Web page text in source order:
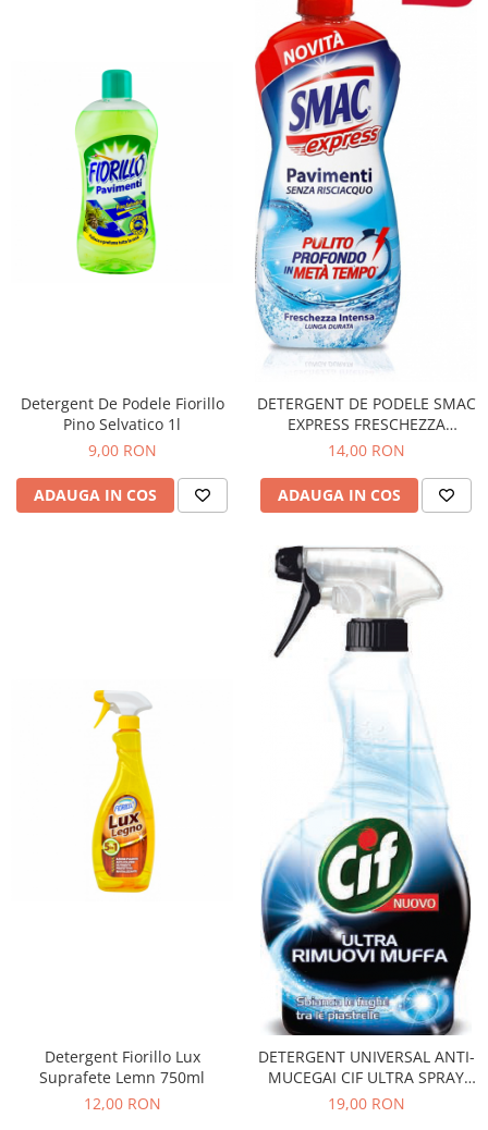
Detergent De Podele Fiorillo
Pino Selvatico 1l
9,00 RON
ADAUGA IN COS
DETERGENT DE PODELE SMAC
EXPRESS FRESCHEZZA
INTENSA 1L
14,00 RON
ADAUGA IN COS
Detergent Fiorillo Lux
Suprafete Lemn 750ml
12,00 RON
DETERGENT UNIVERSAL ANTI-
MUCEGAI CIF ULTRA SPRAY
650ML
19,00 RON